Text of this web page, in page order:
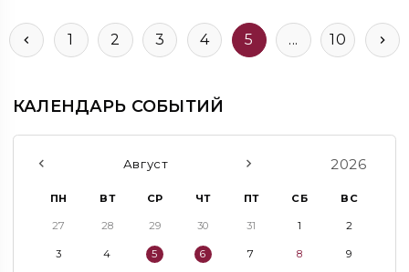
1 2 3 4 5 ... 10
КАЛЕНДАРЬ СОБЫТИЙ
Август 2026
ПН ВТ СР ЧТ ПТ СБ ВС
27 28 29 30 31 1 2
3 4 5 6 7 8 9